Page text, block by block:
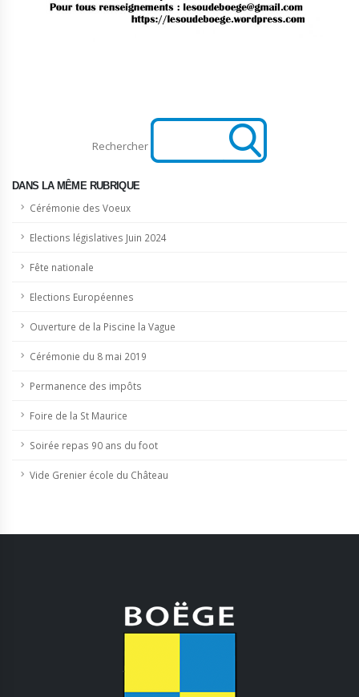
Rechercher
DANS LA MÊME RUBRIQUE
Cérémonie des Voeux
Elections législatives Juin 2024
Fête nationale
Elections Européennes
Ouverture de la Piscine la Vague
Cérémonie du 8 mai 2019
Permanence des impôts
Foire de la St Maurice
Soirée repas 90 ans du foot
Vide Grenier école du Château